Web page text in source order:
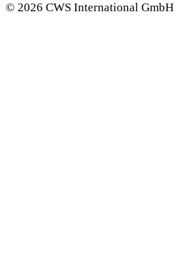
© 2026 CWS International GmbH